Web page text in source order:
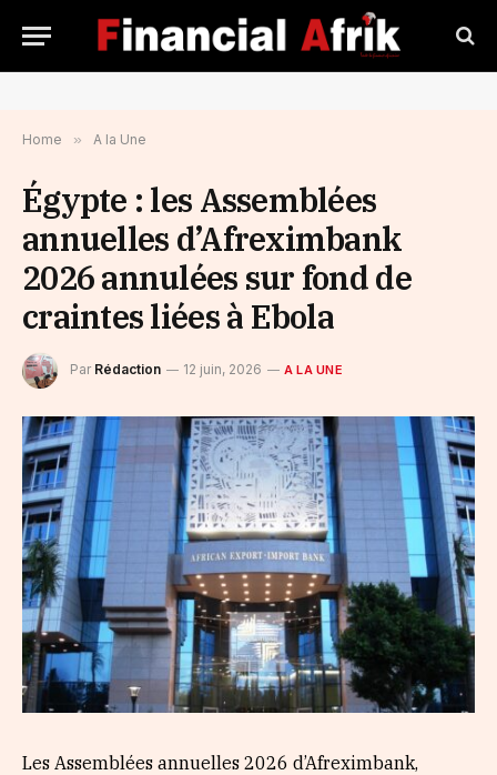
Home » A la Une
Égypte : les Assemblées
annuelles d’Afreximbank
2026 annulées sur fond de
craintes liées à Ebola
Par Rédaction 12 juin, 2026 A LA UNE
Les Assemblées annuelles 2026 d’Afreximbank,